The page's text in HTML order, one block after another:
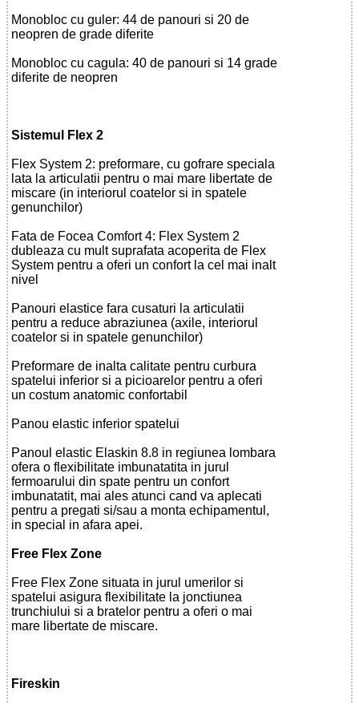
Monobloc cu guler: 44 de panouri si 20 de
neopren de grade diferite
Monobloc cu cagula: 40 de panouri si 14 grade
diferite de neopren
Sistemul Flex 2
Flex System 2: preformare, cu gofrare speciala
lata la articulatii pentru o mai mare libertate de
miscare (in interiorul coatelor si in spatele
genunchilor)
Fata de Focea Comfort 4: Flex System 2
dubleaza cu mult suprafata acoperita de Flex
System pentru a oferi un confort la cel mai inalt
nivel
Panouri elastice fara cusaturi la articulatii
pentru a reduce abraziunea (axile, interiorul
coatelor si in spatele genunchilor)
Preformare de inalta calitate pentru curbura
spatelui inferior si a picioarelor pentru a oferi
un costum anatomic confortabil
Panou elastic inferior spatelui
Panoul elastic Elaskin 8.8 in regiunea lombara
ofera o flexibilitate imbunatatita in jurul
fermoarului din spate pentru un confort
imbunatatit, mai ales atunci cand va aplecati
pentru a pregati si/sau a monta echipamentul,
in special in afara apei.
Free Flex Zone
Free Flex Zone situata in jurul umerilor si
spatelui asigura flexibilitate la jonctiunea
trunchiului si a bratelor pentru a oferi o mai
mare libertate de miscare.
Fireskin